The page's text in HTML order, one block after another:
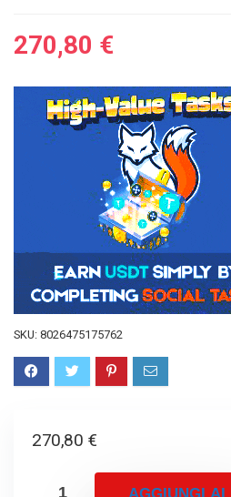
270,80 €
SKU: 8026475175762
270,80 €